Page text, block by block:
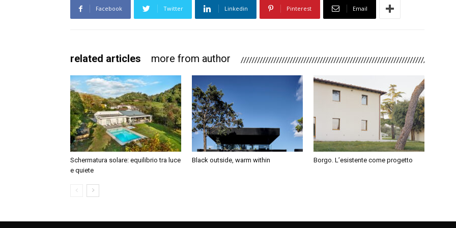
Facebook Twitter Linkedin Pinterest Email
related articles more from author
Schermatura solare: equilibrio tra luce
e quiete
Black outside, warm within Borgo. L’esistente come progetto